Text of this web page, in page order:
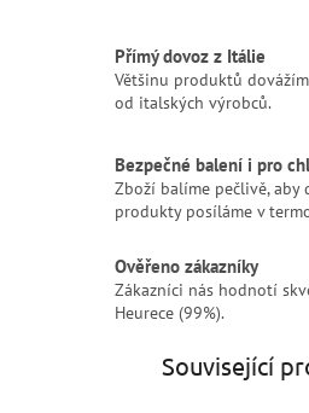
Přímý dovoz z Itálie
Většinu produktů
od italských výrobců.
Bezpečné balení i pro
Zboží balíme pečlivě, aby
produkty posíláme v
Ověřeno zákazníky
Zákazníci nás hodnotí
Heurece (99%).
Související